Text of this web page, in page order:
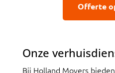
Offerte
Onze
Bij Holland Movers